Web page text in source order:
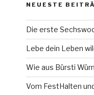
NEUESTE
Die erste
Lebe dein Leben
Wie aus Bürsti
Vom FestHalten